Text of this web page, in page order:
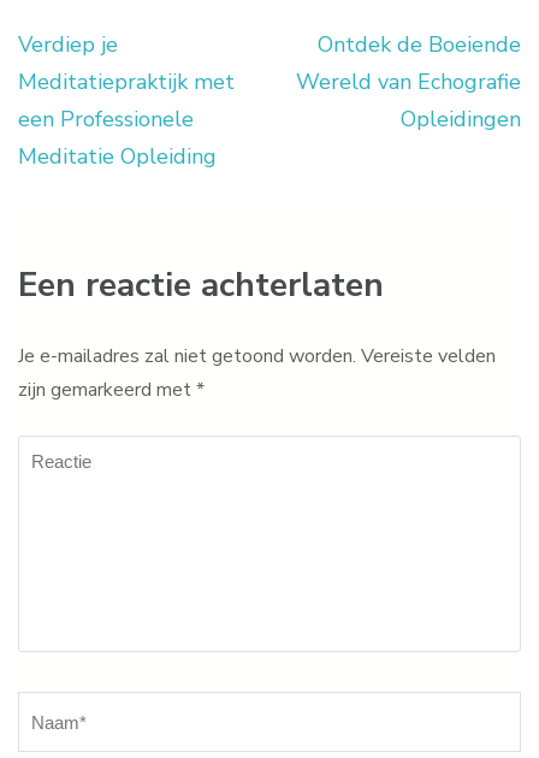
Berichtnavigatie
Verdiep je
Meditatiepraktijk met
een Professionele
Meditatie Opleiding
Ontdek de Boeiende
Wereld van Echografie
Opleidingen
Een reactie achterlaten
Je e-mailadres zal niet getoond worden. Vereiste velden
zijn gemarkeerd met*
Reactie